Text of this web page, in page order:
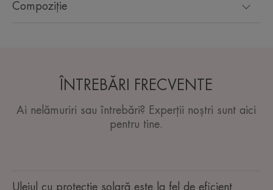
Compoziție
ÎNTREBĂRI FRECVENTE
Ai nelămuriri sau întrebări? Experții noștri sunt aici
pentru tine.
Uleiul cu protecție solară este la fel de eficient